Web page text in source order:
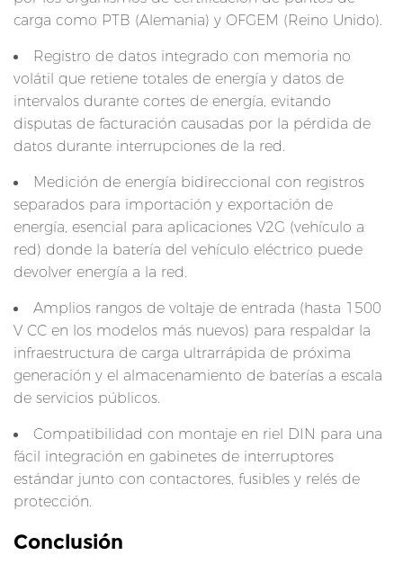
C
P
r
o
c
o
l
d
e
c
o
m
u
n
i
a
carga como PTB (Alemania) y OFGEM (Reino Unido).
Registro de datos integrado con memoria no
volátil que retiene totales de energía y datos de
intervalos durante cortes de energía, evitando
disputas de facturación causadas por la pérdida de
datos durante interrupciones de la red.
Medición de energía bidireccional con registros
separados para importación y exportación de
energía, esencial para aplicaciones V2G (vehículo a
red) donde la batería del vehículo eléctrico puede
devolver energía a la red.
Amplios rangos de voltaje de entrada (hasta 1500
V CC en los modelos más nuevos) para respaldar la
infraestructura de carga ultrarrápida de próxima
generación y el almacenamiento de baterías a escala
de servicios públicos.
Compatibilidad con montaje en riel DIN para una
fácil integración en gabinetes de interruptores
estándar junto con contactores, fusibles y relés de
protección.
Conclusión